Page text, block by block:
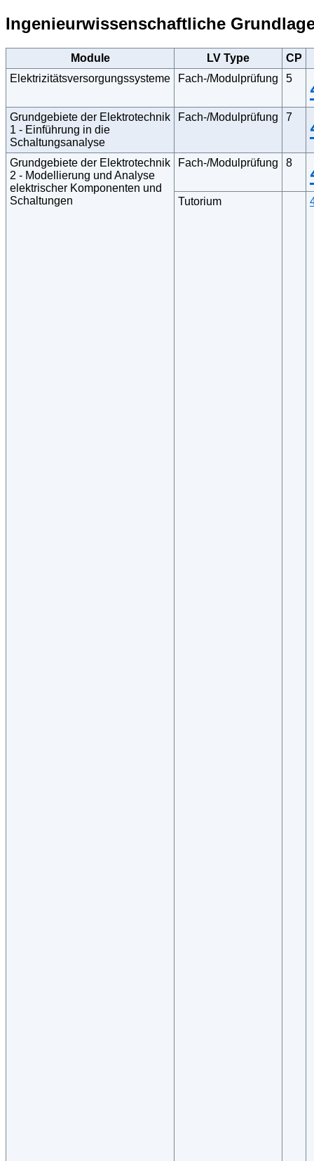
Ingenieurwissenschaftliche
Module LV Type
CP
Elektrizitätsversorgungssysteme
Fach-/Modulprüfung 5
Grundgebiete der Elektrotechnik
1 - Einführung in die
Schaltungsanalyse
Fach-/Modulprüfung 7
Grundgebiete der Elektrotechnik
2 - Modellierung und Analyse
elektrischer Komponenten und
Schaltungen
Fach-/Modulprüfung 8
Tutorium